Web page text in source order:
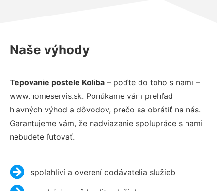
Naše výhody
Tepovanie postele Koliba – poďte do toho s nami –
www.homeservis.sk. Ponúkame vám prehľad
hlavných výhod a dôvodov, prečo sa obrátiť na nás.
Garantujeme vám, že nadviazanie spolupráce s nami
nebudete ľutovať.
spoľahliví a overení dodávatelia služieb